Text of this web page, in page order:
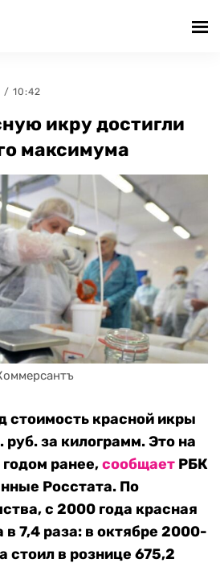
/ 10:42
икру достигли
максимума
стоимость красной икры
за килограмм. Это на
ранее,сообщает РБК
Росстата. По
с 2000 года красная
7,4 раза: в октябре 2000-
стоил в рознице 675,2